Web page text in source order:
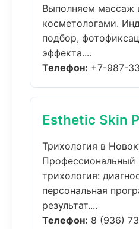
Выполняем массаж
косметологами.
подбор,
эффекта....
Телефон: +7-987-
Esthetic Skin
Трихология в
Профессиональный
трихология:
персональная
результат....
Телефон: 8 (936)